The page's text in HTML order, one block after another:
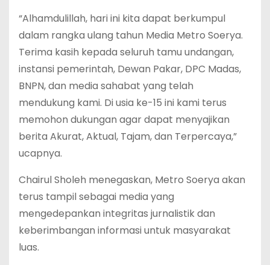
“Alhamdulillah, hari ini kita dapat berkumpul
dalam rangka ulang tahun Media Metro Soerya.
Terima kasih kepada seluruh tamu undangan,
instansi pemerintah, Dewan Pakar, DPC Madas,
BNPN, dan media sahabat yang telah
mendukung kami. Di usia ke-15 ini kami terus
memohon dukungan agar dapat menyajikan
berita Akurat, Aktual, Tajam, dan Terpercaya,”
ucapnya.
Chairul Sholeh menegaskan, Metro Soerya akan
terus tampil sebagai media yang
mengedepankan integritas jurnalistik dan
keberimbangan informasi untuk masyarakat
luas.